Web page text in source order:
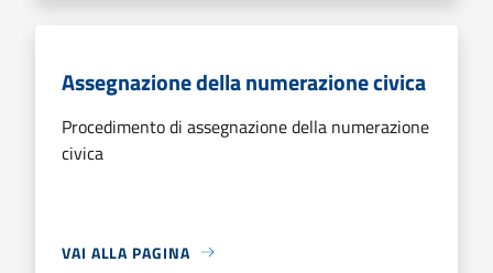
Assegnazione della numerazione civica
Procedimento di assegnazione della numerazione
civica
VAI ALLA PAGINA